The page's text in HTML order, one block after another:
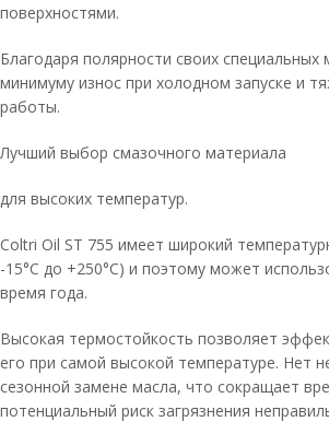
поверхностями.
Благодаря полярности своих специальных
минимуму износ при холодном запуске и
работы.
Лучший выбор смазочного материала
для высоких температур.
Coltri Oil ST 755 имеет широкий
-15°C до +250°C) и поэтому может
время года.
Высокая термостойкость позволяет
его при самой высокой температуре. Нет
сезонной замене масла, что сокращает
потенциальный риск загрязнения